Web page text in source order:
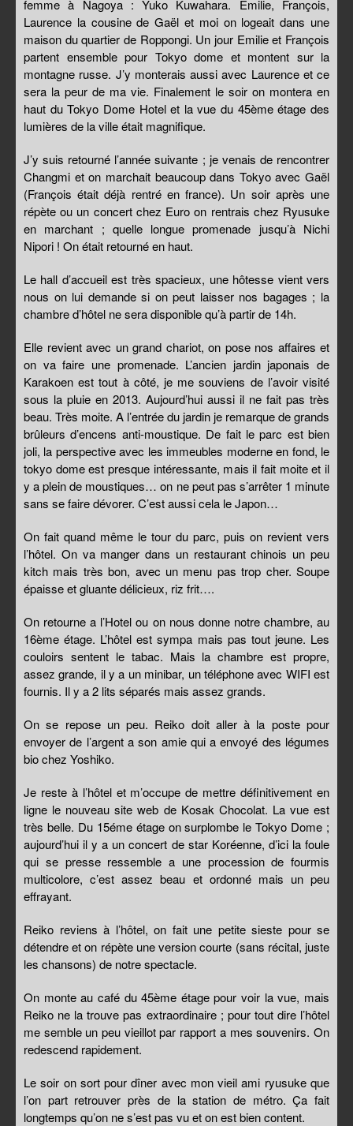
femme à Nagoya : Yuko Kuwahara. Emilie, François,
Laurence la cousine de Gaël et moi on logeait dans une
maison du quartier de Roppongi. Un jour Emilie et François
partent ensemble pour Tokyo dome et montent sur la
montagne russe. J’y monterais aussi avec Laurence et ce
sera la peur de ma vie. Finalement le soir on montera en
haut du Tokyo Dome Hotel et la vue du 45ème étage des
lumières de la ville était magnifique.
J’y suis retourné l’année suivante ; je venais de rencontrer
Changmi et on marchait beaucoup dans Tokyo avec Gaël
(François était déjà rentré en france). Un soir après une
répète ou un concert chez Euro on rentrais chez Ryusuke
en marchant ; quelle longue promenade jusqu’à Nichi
Nipori ! On était retourné en haut.
Le hall d’accueil est très spacieux, une hôtesse vient vers
nous on lui demande si on peut laisser nos bagages ; la
chambre d’hôtel ne sera disponible qu’à partir de 14h.
Elle revient avec un grand chariot, on pose nos affaires et
on va faire une promenade. L’ancien jardin japonais de
Karakoen est tout à côté, je me souviens de l’avoir visité
sous la pluie en 2013. Aujourd’hui aussi il ne fait pas très
beau. Très moite. A l’entrée du jardin je remarque de grands
brûleurs d’encens anti-moustique. De fait le parc est bien
joli, la perspective avec les immeubles moderne en fond, le
tokyo dome est presque intéressante, mais il fait moite et il
y a plein de moustiques… on ne peut pas s’arrêter 1 minute
sans se faire dévorer. C’est aussi cela le Japon…
On fait quand même le tour du parc, puis on revient vers
l’hôtel. On va manger dans un restaurant chinois un peu
kitch mais très bon, avec un menu pas trop cher. Soupe
épaisse et gluante délicieux, riz frit….
On retourne a l’Hotel ou on nous donne notre chambre, au
16ème étage. L’hôtel est sympa mais pas tout jeune. Les
couloirs sentent le tabac. Mais la chambre est propre,
assez grande, il y a un minibar, un téléphone avec WIFI est
fournis. Il y a 2 lits séparés mais assez grands.
On se repose un peu. Reiko doit aller à la poste pour
envoyer de l’argent a son amie qui a envoyé des légumes
bio chez Yoshiko.
Je reste à l’hôtel et m’occupe de mettre définitivement en
ligne le nouveau site web de Kosak Chocolat. La vue est
très belle. Du 15éme étage on surplombe le Tokyo Dome ;
aujourd’hui il y a un concert de star Koréenne, d’ici la foule
qui se presse ressemble a une procession de fourmis
multicolore, c’est assez beau et ordonné mais un peu
effrayant.
Reiko reviens à l’hôtel, on fait une petite sieste pour se
détendre et on répète une version courte (sans récital, juste
les chansons) de notre spectacle.
On monte au café du 45ème étage pour voir la vue, mais
Reiko ne la trouve pas extraordinaire ; pour tout dire l’hôtel
me semble un peu vieillot par rapport a mes souvenirs. On
redescend rapidement.
Le soir on sort pour dîner avec mon vieil ami ryusuke que
l’on part retrouver près de la station de métro. Ça fait
longtemps qu’on ne s’est pas vu et on est bien content.